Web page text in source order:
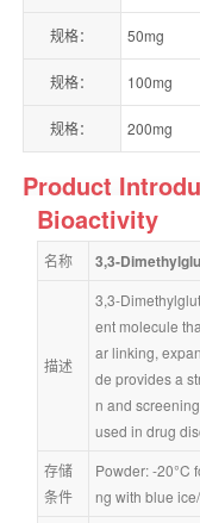
规格： 50mg
规格： 100mg
规格： 200mg
Product
Bioactivity
名称 3,3-
描述
3,3-
ent molecule
ar linking,
de provides a
n and
used in drug
存储
条件
Powder: -20°C
ng with blue